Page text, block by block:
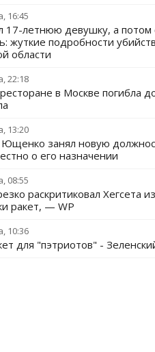
16:45
17-летнюю девушку, а потом
жуткие подробности
области
22:18
в Москве погибла
13:20
Ющенко занял новую
о его назначении
08:55
раскритиковал Хегсета
ракет, — WP
10:36
для "пэтриотов" -